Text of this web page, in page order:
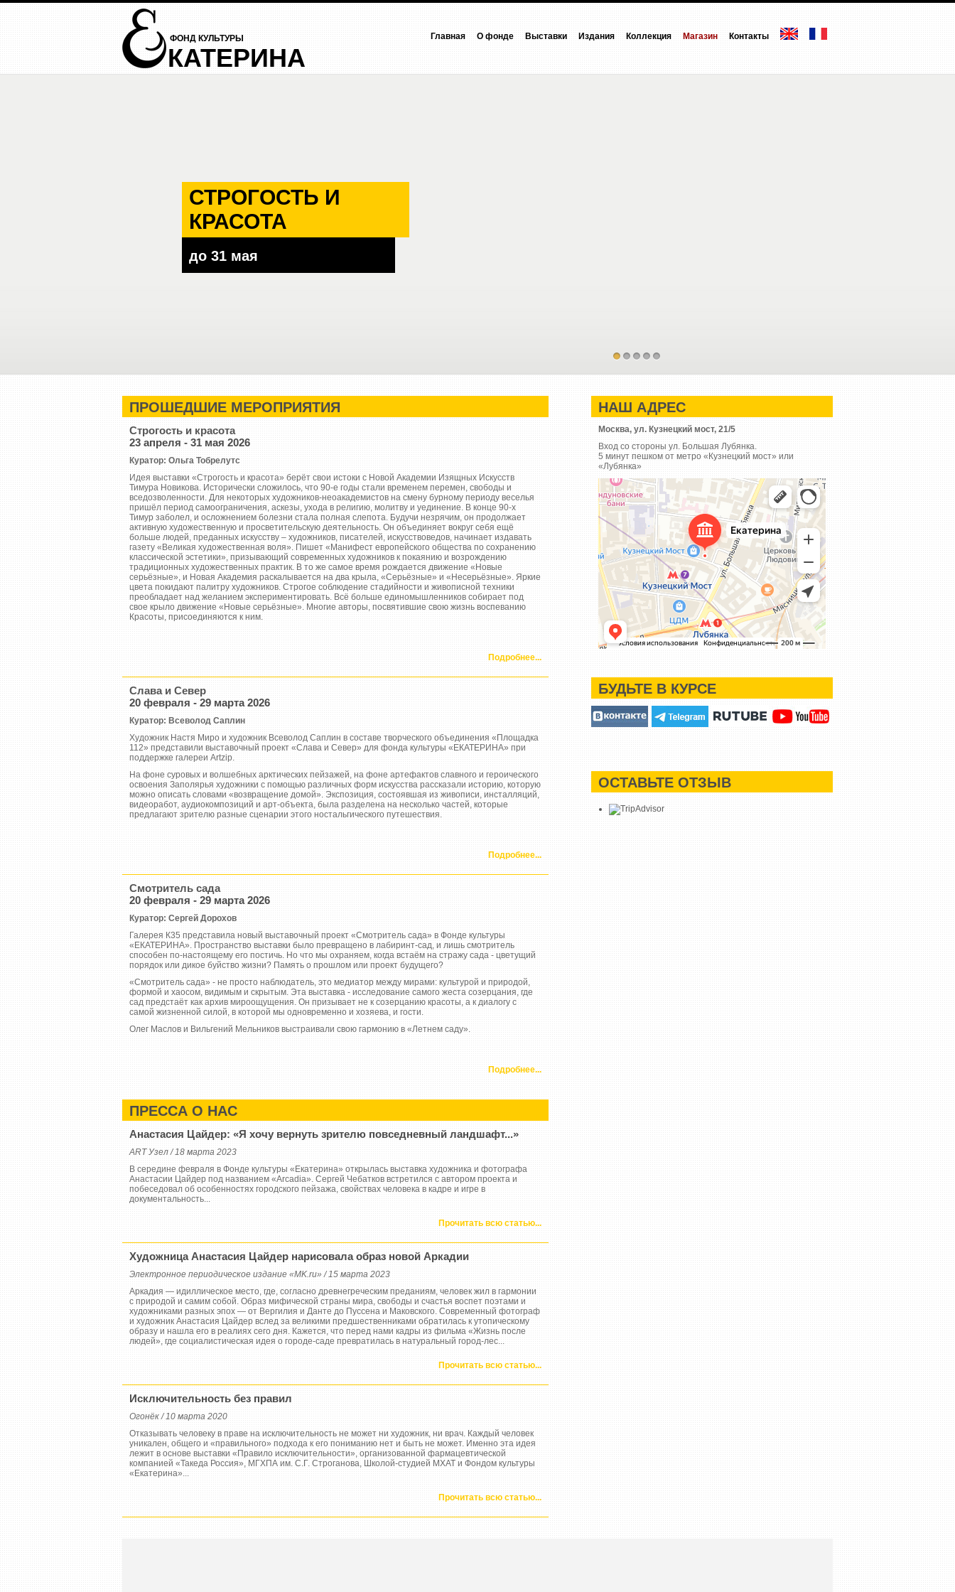
ФОНД КУЛЬТУРЫ
КАТЕРИНА
Главная О фонде Выставки Издания Коллекция Магазин Контакты
СТРОГОСТЬ И
КРАСОТА
до 31 мая
ПРОШЕДШИЕ МЕРОПРИЯТИЯ
Строгость и красота
23 апреля - 31 мая 2026
Куратор: Ольга Тобрелутс
Идея выставки «Строгость и красота» берёт свои истоки с Новой Академии Изящных Искусств
Тимура Новикова. Исторически сложилось, что 90-е годы стали временем перемен, свободы и
вседозволенности. Для некоторых художников-неоакадемистов на смену бурному периоду веселья
пришёл период самоограничения, аскезы, ухода в религию, молитву и уединение. В конце 90-х
Тимур заболел, и осложнением болезни стала полная слепота. Будучи незрячим, он продолжает
активную художественную и просветительскую деятельность. Он объединяет вокруг себя ещё
больше людей, преданных искусству – художников, писателей, искусствоведов, начинает издавать
газету «Великая художественная воля». Пишет «Манифест европейского общества по сохранению
классической эстетики», призывающий современных художников к покаянию и возрождению
традиционных художественных практик. В то же самое время рождается движение «Новые
серьёзные», и Новая Академия раскалывается на два крыла, «Серьёзные» и «Несерьёзные». Яркие
цвета покидают палитру художников. Строгое соблюдение стадийности и живописной техники
преобладает над желанием экспериментировать. Всё больше единомышленников собирает под
свое крыло движение «Новые серьёзные». Многие авторы, посвятившие свою жизнь воспеванию
Красоты, присоединяются к ним.
Подробнее...
Слава и Север
20 февраля - 29 марта 2026
Куратор: Всеволод Саплин
Художник Настя Миро и художник Всеволод Саплин в составе творческого объединения «Площадка
112» представили выставочный проект «Слава и Север» для фонда культуры «ЕКАТЕРИНА» при
поддержке галереи Artzip.
На фоне суровых и волшебных арктических пейзажей, на фоне артефактов славного и героического
освоения Заполярья художники с помощью различных форм искусства рассказали историю, которую
можно описать словами «возвращение домой». Экспозиция, состоявшая из живописи, инсталляций,
видеоработ, аудиокомпозиций и арт-объекта, была разделена на несколько частей, которые
предлагают зрителю разные сценарии этого ностальгического путешествия.
Подробнее...
Смотритель сада
20 февраля - 29 марта 2026
Куратор: Сергей Дорохов
Галерея К35 представила новый выставочный проект «Смотритель сада» в Фонде культуры
«ЕКАТЕРИНА». Пространство выставки было превращено в лабиринт-сад, и лишь смотритель
способен по-настоящему его постичь. Но что мы охраняем, когда встаём на стражу сада - цветущий
порядок или дикое буйство жизни? Память о прошлом или проект будущего?
«Смотритель сада» - не просто наблюдатель, это медиатор между мирами: культурой и природой,
формой и хаосом, видимым и скрытым. Эта выставка - исследование самого жеста созерцания, где
сад предстаёт как архив мироощущения. Он призывает не к созерцанию красоты, а к диалогу с
самой жизненной силой, в которой мы одновременно и хозяева, и гости.
Олег Маслов и Вильгений Мельников выстраивали свою гармонию в «Летнем саду».
Подробнее...
ПРЕССА О НАС
Анастасия Цайдер: «Я хочу вернуть зрителю повседневный ландшафт...»
ART Узел / 18 марта 2023
В середине февраля в Фонде культуры «Екатерина» открылась выставка художника и фотографа
Анастасии Цайдер под названием «Arcadia». Сергей Чебатков встретился с автором проекта и
побеседовал об особенностях городского пейзажа, свойствах человека в кадре и игре в
документальность...
Прочитать всю статью...
Художница Анастасия Цайдер нарисовала образ новой Аркадии
Электронное периодическое издание «MK.ru» / 15 марта 2023
Аркадия — идиллическое место, где, согласно древнегреческим преданиям, человек жил в гармонии
с природой и самим собой. Образ мифической страны мира, свободы и счастья воспет поэтами и
художниками разных эпох — от Вергилия и Данте до Пуссена и Маковского. Современный фотограф
и художник Анастасия Цайдер вслед за великими предшественниками обратилась к утопическому
образу и нашла его в реалиях сего дня. Кажется, что перед нами кадры из фильма «Жизнь после
людей», где социалистическая идея о городе-саде превратилась в натуральный город-лес...
Прочитать всю статью...
Исключительность без правил
Огонёк / 10 марта 2020
Отказывать человеку в праве на исключительность не может ни художник, ни врач. Каждый человек
уникален, общего и «правильного» подхода к его пониманию нет и быть не может. Именно эта идея
лежит в основе выставки «Правило исключительности», организованной фармацевтической
компанией «Такеда Россия», МГХПА им. С.Г. Строганова, Школой-студией МХАТ и Фондом культуры
«Екатерина»...
Прочитать всю статью...
НАШ АДРЕС
Москва, ул. Кузнецкий мост, 21/5
Вход со стороны ул. Большая Лубянка.
5 минут пешком от метро «Кузнецкий мост» или
«Лубянка»
Фонд культуры «ЕКАТЕРИНА»
Выставочный центр в Москве
Организация и обслуживание выставок в Москве
БУДЬТЕ В КУРСЕ
ОСТАВЬТЕ ОТЗЫВ